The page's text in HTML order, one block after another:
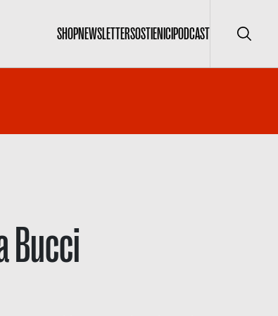
SHOPNEWSLETTERSOSTIENICIPODCAST Cerca
Bucci